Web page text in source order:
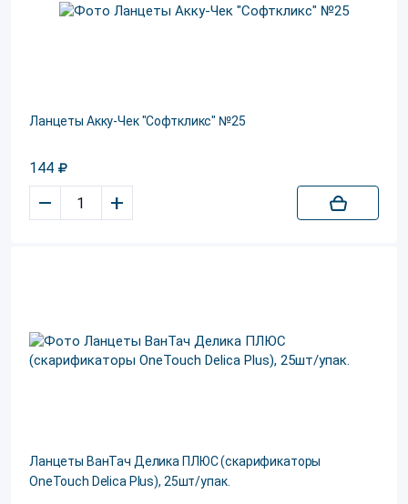
Ланцеты Акку-Чек "Софткликс" №25
144
– +
Ланцеты ВанТач Делика ПЛЮС (скарификаторы
OneTouch Delica Plus), 25шт/упак.